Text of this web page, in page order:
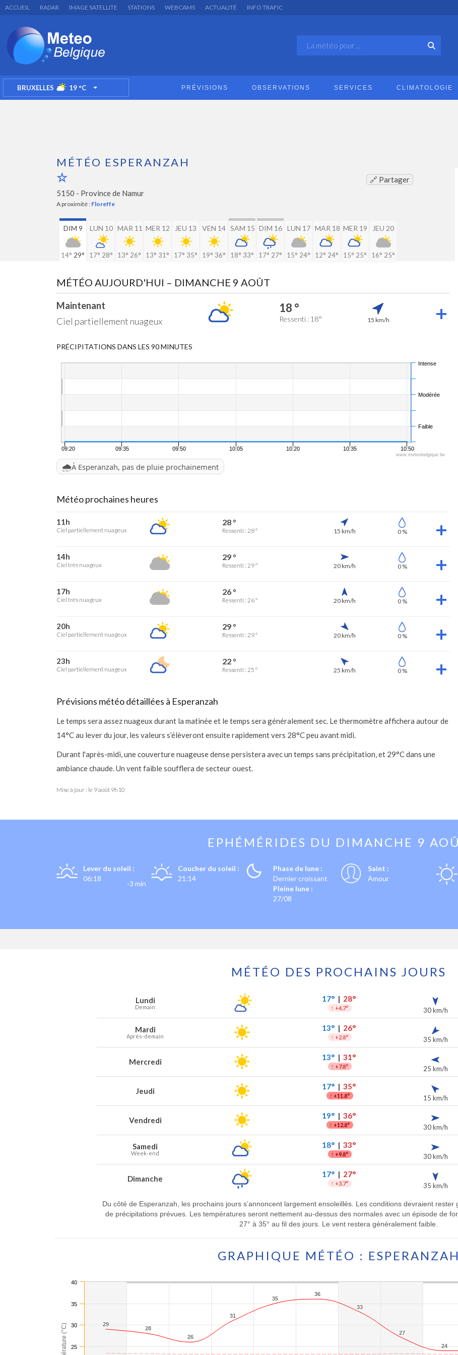
ACCUEIL RADAR IMAGE SATELLITE STATIONS WEBCAMS ACTUALITÉ INFO TRAFIC
BRUXELLES 19°C TOGGLE DROPDOWN PRÉVISIONS OBSERVATIONS SERVICES CLIMATOLOGIE
MÉTÉO ESPERANZAH
🔗 Partager
5150 - Province de Namur
A proximité : Floreffe
DIM 9
14° 29°
LUN 10
17° 28°
MAR 11
13° 26°
MER 12
13° 31°
JEU 13
17° 35°
VEN 14
19° 36°
SAM 15
18° 33°
DIM 16
17° 27°
LUN 17
15° 24°
MAR 18
12° 24°
MER 19
15° 25°
JEU 20
16° 25°
MÉTÉO AUJOURD'HUI – DIMANCHE 9 AOÛT
Maintenant
Ciel partiellement nuageux
18 °
Ressenti : 18° 15 km/h
PRÉCIPITATIONS DANS LES 90 MINUTES
09:20 09:35 09:50 10:05 10:20 10:35 10:50
Faible
Modérée
Intense
www.meteobelgique.be
🌧️À Esperanzah, pas de pluie prochainement
Météo prochaines heures
11h
Ciel partiellement nuageux
28 °
Ressenti : 28 ° 15 km/h 0 %
14h
Ciel très nuageux
29 °
Ressenti : 29 ° 20 km/h 0 %
17h
Ciel très nuageux
26 °
Ressenti : 26 ° 20 km/h 0 %
20h
Ciel partiellement nuageux
29 °
Ressenti : 29 ° 20 km/h 0 %
23h
Ciel partiellement nuageux
22 °
Ressenti : 25 ° 25 km/h 0 %
Prévisions météo détaillées à Esperanzah
Le temps sera assez nuageux durant la matinée et le temps sera généralement sec. Le thermomètre affichera autour de
14°C au lever du jour, les valeurs s’élèveront ensuite rapidement vers 28°C peu avant midi.
Durant l'après-midi, une couverture nuageuse dense persistera avec un temps sans précipitation, et 29°C dans une
ambiance chaude. Un vent faible soufflera de secteur ouest.
Mise à jour : le 9 août 9h10
EPHÉMÉRIDES DU DIMANCHE 9
Lever du soleil :
06:18
-3 min
Coucher du soleil :
21:14
Phase de lune :
Dernier croissant
Pleine lune :
27/08
Saint :
Amour
MÉTÉO DES PROCHAINS JOURS
Prévisions météo à Esperanzah pour les 7 prochains jours
Météo Températures Précipitations
Lundi
Demain
17°| 28°
↑ +4.7° 30 km/h
Mardi
Après-demain
13°| 26°
↑ +2.8° 35 km/h
Mercredi 13°| 31°
↑ +7.8° 25 km/h
Jeudi 17°| 35°
↑ +11.8° 15 km/h
Vendredi 19°| 36°
↑ +12.8° 30 km/h
Samedi
Week-end
18°| 33°
↑ +9.8° 30 km/h
Dimanche 17°| 27°
↑ +3.7° 35 km/h
Du côté de Esperanzah, les prochains jours s’annoncent largement ensoleillés. Les conditions devraient
de précipitations prévues. Les températures seront nettement au-dessus des normales avec un épisode de
27° à 35° au fil des jours. Le vent restera généralement faible.
GRAPHIQUE MÉTÉO : ESPERANZAH
29
29
28
28
26
26
31
31
35
35
36
36
33
33
27
27
24
24
25
30
35
40